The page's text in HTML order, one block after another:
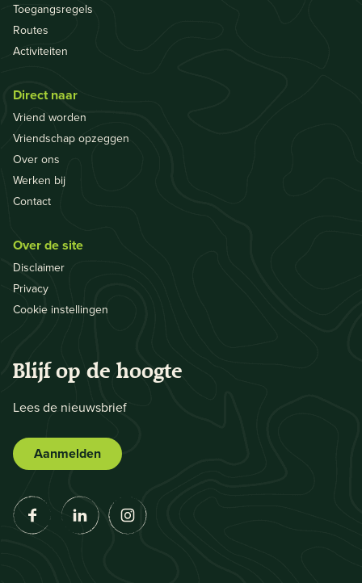
Toegangsregels
Routes
Activiteiten
Direct naar
Vriend worden
Vriendschap opzeggen
Over ons
Werken bij
Contact
Over de site
Disclaimer
Privacy
Cookie instellingen
Blijf op de hoogte
Lees de nieuwsbrief
Aanmelden